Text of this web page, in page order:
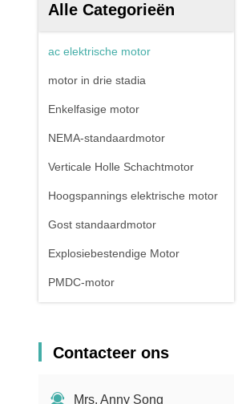
Alle Categorieën
ac elektrische motor
motor in drie stadia
Enkelfasige motor
NEMA-standaardmotor
Verticale Holle Schachtmotor
Hoogspannings elektrische motor
Gost standaardmotor
Explosiebestendige Motor
PMDC-motor
Contacteer ons
Mrs. Anny Song